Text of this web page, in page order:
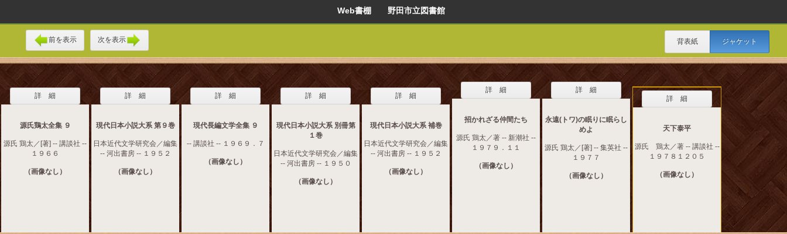
Web書棚 野田市立図書館
前を表示 次を表示 背表紙 ジャケット
詳 細
源氏鶏太全集 ９
源氏 鶏太／[著] -- 講談社 --
１９６６
（画像なし）
詳 細
現代日本小説大系 第９巻
日本近代文学研究会／編集
-- 河出書房 -- １９５２
（画像なし）
詳 細
現代長編文学全集 ９
-- 講談社 -- １９６９．７
（画像なし）
詳 細
現代日本小説大系 別冊第
１巻
日本近代文学研究会／編集
-- 河出書房 -- １９５０
（画像なし）
詳 細
現代日本小説大系 補巻
日本近代文学研究会／編集
-- 河出書房 -- １９５２
（画像なし）
詳 細
招かれざる仲間たち
源氏 鶏太／著 -- 新潮社 --
１９７９．１１
（画像なし）
詳 細
永遠(トワ)の眠りに眠らし
めよ
源氏 鶏太／[著] -- 集英社 --
１９７７
（画像なし）
詳 細
天下泰平
源氏 鶏太／著 -- 講談社 --
１９７８１２０５
（画像なし）